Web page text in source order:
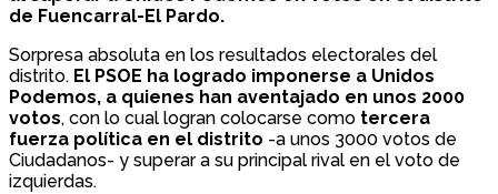
de Fuencarral-El Pardo.
Sorpresa absoluta en los resultados electorales del
distrito. El PSOE ha logrado imponerse a Unidos
Podemos, a quienes han aventajado en unos 2000
votos, con lo cual logran colocarse como tercera
fuerza política en el distrito -a unos 3000 votos de
Ciudadanos- y superar a su principal rival en el voto de
izquierdas.